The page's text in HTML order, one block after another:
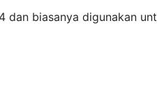
biasanya digunakan